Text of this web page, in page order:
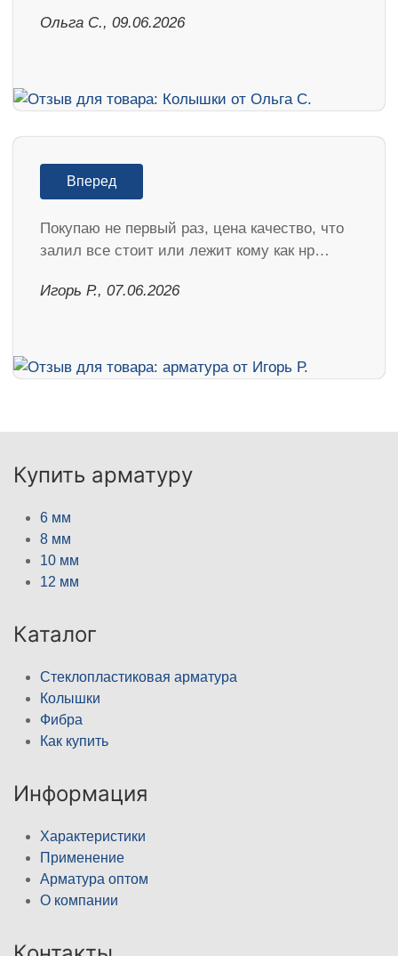
Ольга С., 09.06.2026
Вперед
Покупаю не первый раз, цена качество, что
залил все стоит или лежит кому как нр…
Игорь Р., 07.06.2026
Купить арматуру
6 мм
8 мм
10 мм
12 мм
Каталог
Стеклопластиковая арматура
Колышки
Фибра
Как купить
Информация
Характеристики
Применение
Арматура оптом
О компании